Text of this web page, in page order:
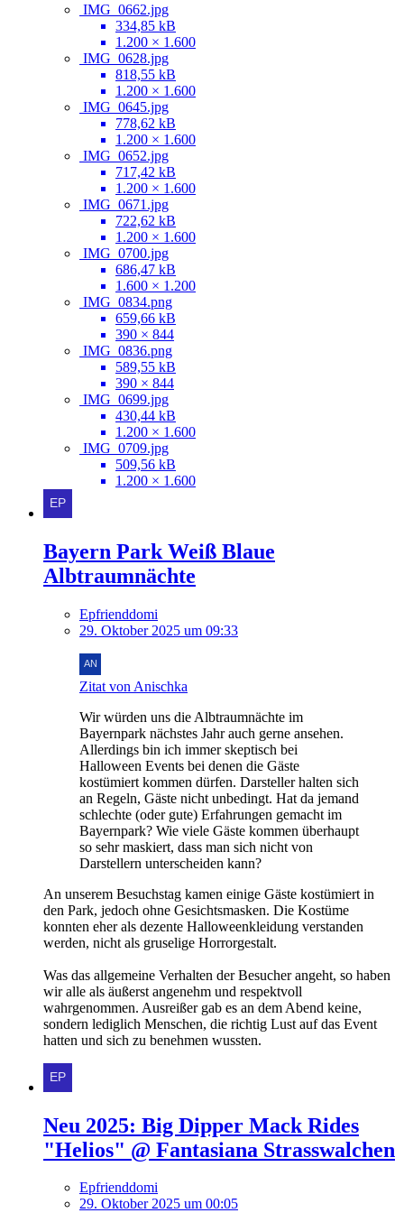
IMG_0662.jpg
334,85 kB
1.200 × 1.600
IMG_0628.jpg
818,55 kB
1.200 × 1.600
IMG_0645.jpg
778,62 kB
1.200 × 1.600
IMG_0652.jpg
717,42 kB
1.200 × 1.600
IMG_0671.jpg
722,62 kB
1.200 × 1.600
IMG_0700.jpg
686,47 kB
1.600 × 1.200
IMG_0834.png
659,66 kB
390 × 844
IMG_0836.png
589,55 kB
390 × 844
IMG_0699.jpg
430,44 kB
1.200 × 1.600
IMG_0709.jpg
509,56 kB
1.200 × 1.600
Bayern Park Weiß Blaue
Albtraumnächte
Epfrienddomi
29. Oktober 2025 um 09:33
Zitat von Anischka
Wir würden uns die Albtraumnächte im
Bayernpark nächstes Jahr auch gerne ansehen.
Allerdings bin ich immer skeptisch bei
Halloween Events bei denen die Gäste
kostümiert kommen dürfen. Darsteller halten sich
an Regeln, Gäste nicht unbedingt. Hat da jemand
schlechte (oder gute) Erfahrungen gemacht im
Bayernpark? Wie viele Gäste kommen überhaupt
so sehr maskiert, dass man sich nicht von
Darstellern unterscheiden kann?
An unserem Besuchstag kamen einige Gäste kostümiert in
den Park, jedoch ohne Gesichtsmasken. Die Kostüme
konnten eher als dezente Halloweenkleidung verstanden
werden, nicht als gruselige Horrorgestalt.
Was das allgemeine Verhalten der Besucher angeht, so haben
wir alle als äußerst angenehm und respektvoll
wahrgenommen. Ausreißer gab es an dem Abend keine,
sondern lediglich Menschen, die richtig Lust auf das Event
hatten und sich zu benehmen wussten.
Neu 2025: Big Dipper Mack Rides
"Helios" @ Fantasiana Strasswalchen
Epfrienddomi
29. Oktober 2025 um 00:05